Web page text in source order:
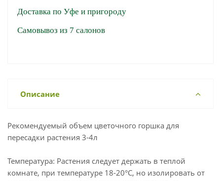
Доставка по Уфе и пригороду
Самовывоз из 7 салонов
Описание
Рекомендуемый объем цветочного горшка для
пересадки растения 3-4л
Температура: Растения следует держать в теплой
комнате, при температуре 18-20°C, но изолировать от